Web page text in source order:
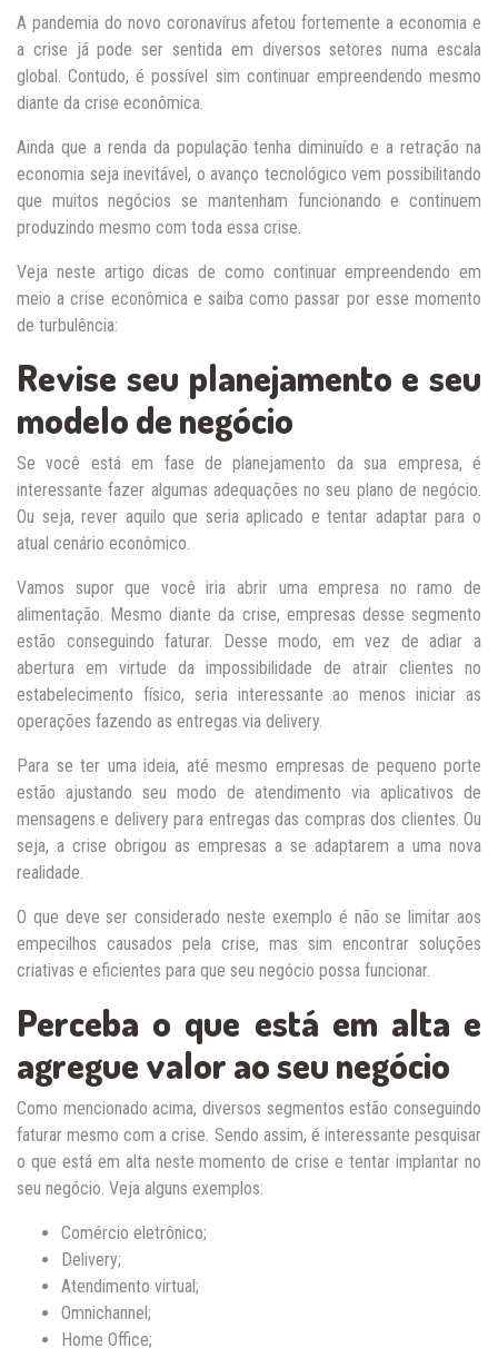
A pandemia do novo coronavírus afetou fortemente a economia e
a crise já pode ser sentida em diversos setores numa escala
global. Contudo, é possível sim continuar empreendendo mesmo
diante da crise econômica.
Ainda que a renda da população tenha diminuído e a retração na
economia seja inevitável, o avanço tecnológico vem possibilitando
que muitos negócios se mantenham funcionando e continuem
produzindo mesmo com toda essa crise.
Veja neste artigo dicas de como continuar empreendendo em
meio a crise econômica e saiba como passar por esse momento
de turbulência:
Revise seu planejamento e seu
modelo de negócio
Se você está em fase de planejamento da sua empresa, é
interessante fazer algumas adequações no seu plano de negócio.
Ou seja, rever aquilo que seria aplicado e tentar adaptar para o
atual cenário econômico.
Vamos supor que você iria abrir uma empresa no ramo de
alimentação. Mesmo diante da crise, empresas desse segmento
estão conseguindo faturar. Desse modo, em vez de adiar a
abertura em virtude da impossibilidade de atrair clientes no
estabelecimento físico, seria interessante ao menos iniciar as
operações fazendo as entregas via delivery.
Para se ter uma ideia, até mesmo empresas de pequeno porte
estão ajustando seu modo de atendimento via aplicativos de
mensagens e delivery para entregas das compras dos clientes. Ou
seja, a crise obrigou as empresas a se adaptarem a uma nova
realidade.
O que deve ser considerado neste exemplo é não se limitar aos
empecilhos causados pela crise, mas sim encontrar soluções
criativas e eficientes para que seu negócio possa funcionar.
Perceba o que está em alta e
agregue valor ao seu negócio
Como mencionado acima, diversos segmentos estão conseguindo
faturar mesmo com a crise. Sendo assim, é interessante pesquisar
o que está em alta neste momento de crise e tentar implantar no
seu negócio. Veja alguns exemplos:
Comércio eletrônico;
Delivery;
Atendimento virtual;
Omnichannel;
Home Office;